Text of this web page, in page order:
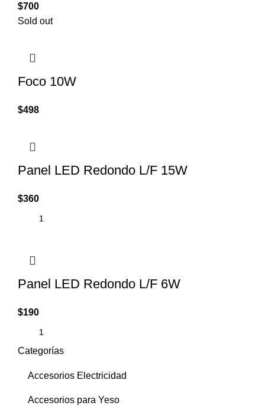
$700
Sold out
Foco 10W
$498
Panel LED Redondo L/F 15W
$360
Panel LED Redondo L/F 6W
$190
Categorías
Accesorios Electricidad
Accesorios para Yeso